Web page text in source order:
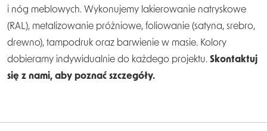
i nóg meblowych. Wykonujemy lakierowanie natryskowe
(RAL), metalizowanie próżniowe, foliowanie (satyna, srebro,
drewno), tampodruk oraz barwienie w masie. Kolory
dobieramy indywidualnie do każdego projektu. Skontaktuj
się z nami, aby poznać szczegóły.